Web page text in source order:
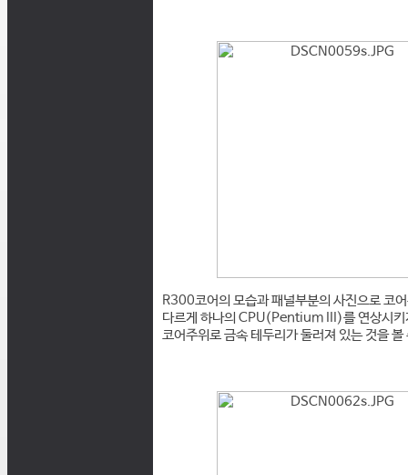
R300코어의 모습과 패널부분의 사진으로 코
다르게 하나의 CPU(Pentium III)를 연상시키
코어주위로 금속 테두리가 둘러져 있는 것을 볼